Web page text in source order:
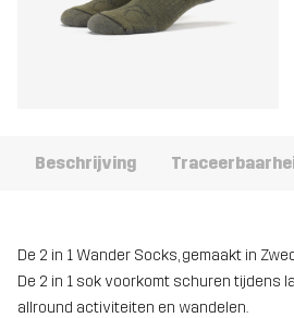
Beschrijving
De 2 in 1 Wander Socks, gemaakt in
De 2 in 1 sok voorkomt schuren tijdens
allround activiteiten en wandelen.